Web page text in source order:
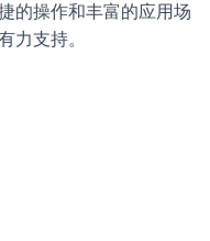
的操作和丰富的应用场
力支持。